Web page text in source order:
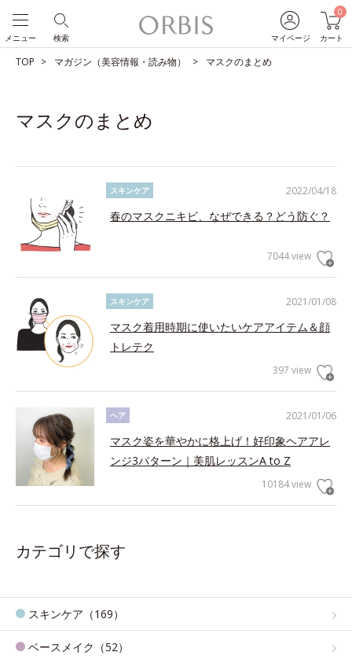
マイページ
0
カート
検索
メニュー
TOP マガジン（美容情報・読み物） マスクのまとめ
マスクのまとめ
2022/04/18
スキンケア
春のマスクニキビ、なぜできる？どう防ぐ？
7044 view
2021/01/08
スキンケア
マスク着用時期に使いたいケアアイテム＆顔
トレテク
397 view
2021/01/06
ヘア
マスク姿を華やかに格上げ！好印象ヘアアレ
ンジ3パターン｜美肌レッスンA to Z
10184 view
カテゴリで探す
スキンケア（169）
ベースメイク（52）